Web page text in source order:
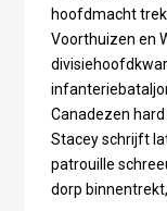
hoofdmacht
Voorthuizen en
Canadezen hard
Stacey schrijft
patrouille
dorp